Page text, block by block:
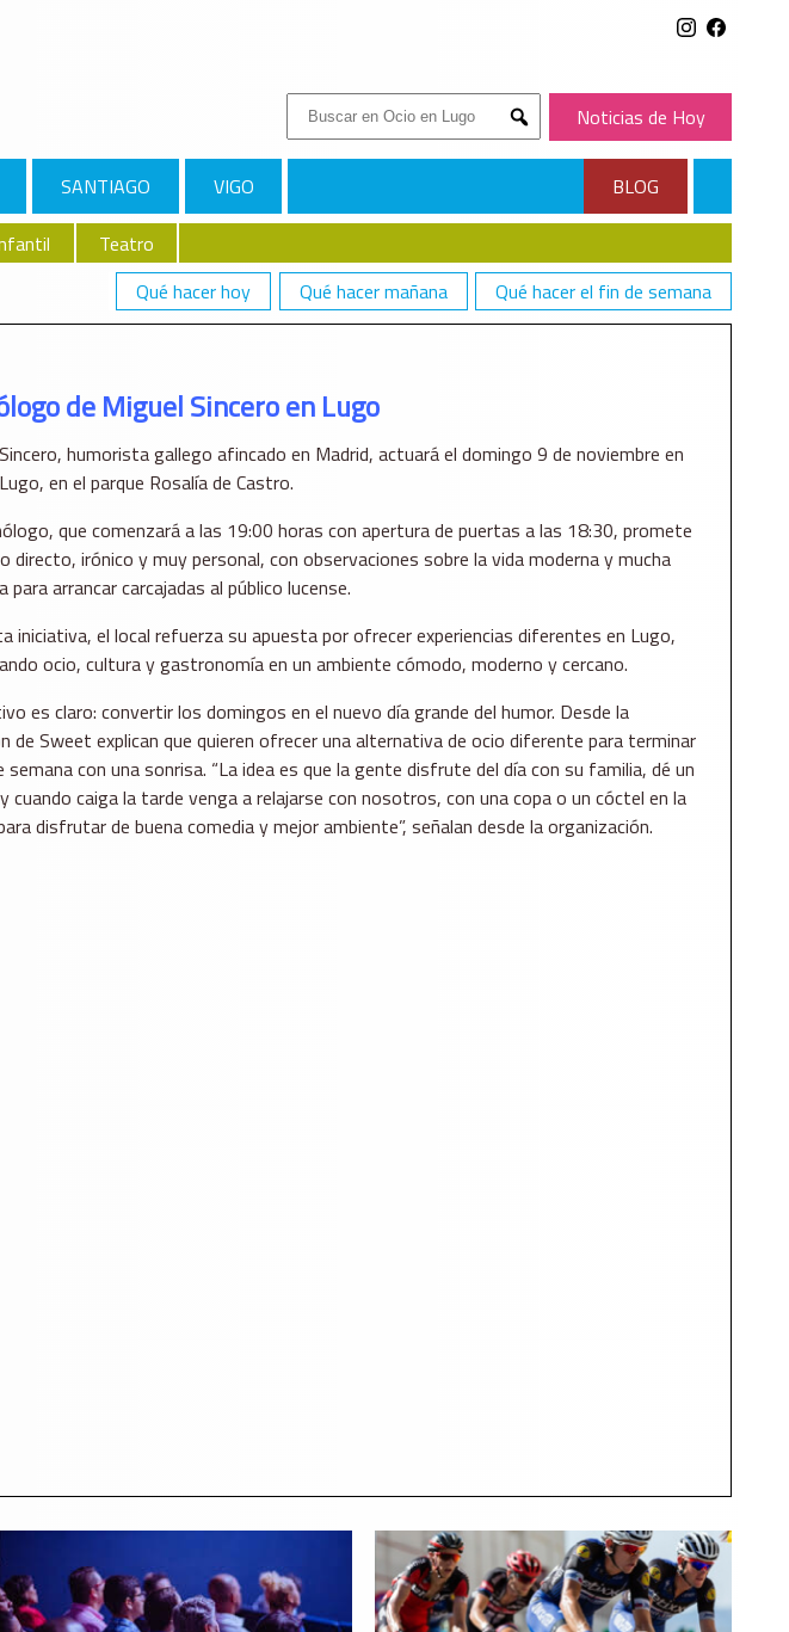
Buscar:
Submit
Noticias de Hoy
SANTIAGO VIGO
BLOG
Teatro
Qué hacer hoy
Qué hacer mañana Qué hacer el fin de semana
de Miguel Sincero en Lugo
humorista gallego afincado en Madrid, actuará el domingo 9 de noviembre en
en el parque Rosalía de Castro.
que comenzará a las 19:00 horas con apertura de puertas a las 18:30, promete
directo, irónico y muy personal, con observaciones sobre la vida moderna y mucha
para arrancar carcajadas al público lucense.
iniciativa, el local refuerza su apuesta por ofrecer experiencias diferentes en Lugo,
ocio, cultura y gastronomía en un ambiente cómodo, moderno y cercano.
es claro: convertir los domingos en el nuevo día grande del humor. Desde la
de Sweet explican que quieren ofrecer una alternativa de ocio diferente para terminar
semana con una sonrisa. “La idea es que la gente disfrute del día con su familia, dé un
cuando caiga la tarde venga a relajarse con nosotros, con una copa o un cóctel en la
disfrutar de buena comedia y mejor ambiente”, señalan desde la organización.